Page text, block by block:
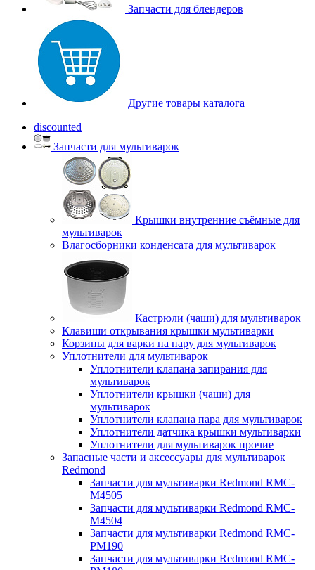
Запчасти для блендеров
Другие товары каталога
discounted
Запчасти для мультиварок
Крышки внутренние съёмные для
мультиварок
Влагосборники конденсата для мультиварок
Кастрюли (чаши) для мультиварок
Клавиши открывания крышки мультиварки
Корзины для варки на пару для мультиварок
Уплотнители для мультиварок
Уплотнители клапана запирания для
мультиварок
Уплотнители крышки (чаши) для
мультиварок
Уплотнители клапана пара для мультиварок
Уплотнители датчика крышки мультиварки
Уплотнители для мультиварок прочие
Запасные части и аксессуары для мультиварок
Redmond
Запчасти для мультиварки Redmond RMC-
M4505
Запчасти для мультиварки Redmond RMC-
M4504
Запчасти для мультиварки Redmond RMC-
PM190
Запчасти для мультиварки Redmond RMC-